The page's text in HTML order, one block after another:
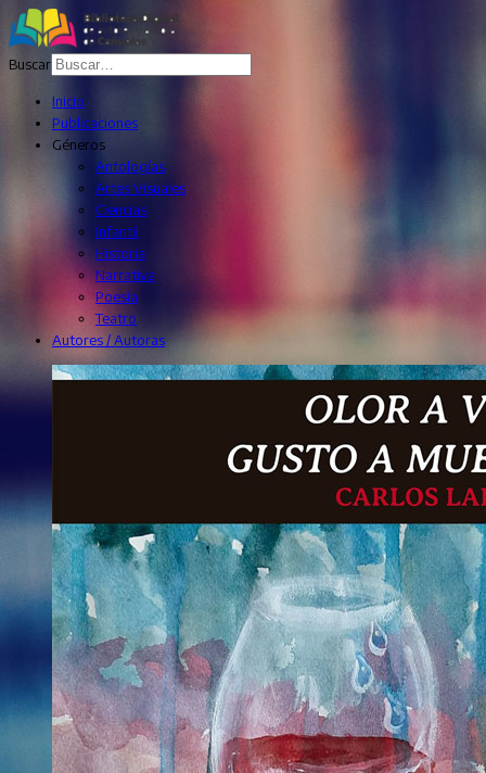
Buscar
Inicio
Publicaciones
Géneros
Antologías
Artes Visuales
Ciencias
Infantil
Historia
Narrativa
Poesía
Teatro
Autores / Autoras